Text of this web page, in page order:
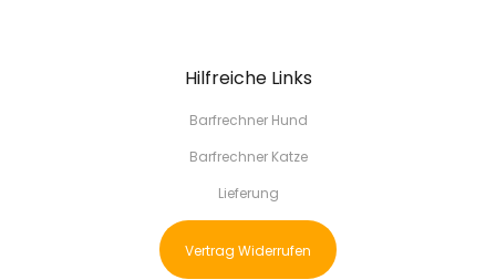
Hilfreiche Links
Barfrechner Hund
Barfrechner Katze
Lieferung
Vertrag Widerrufen